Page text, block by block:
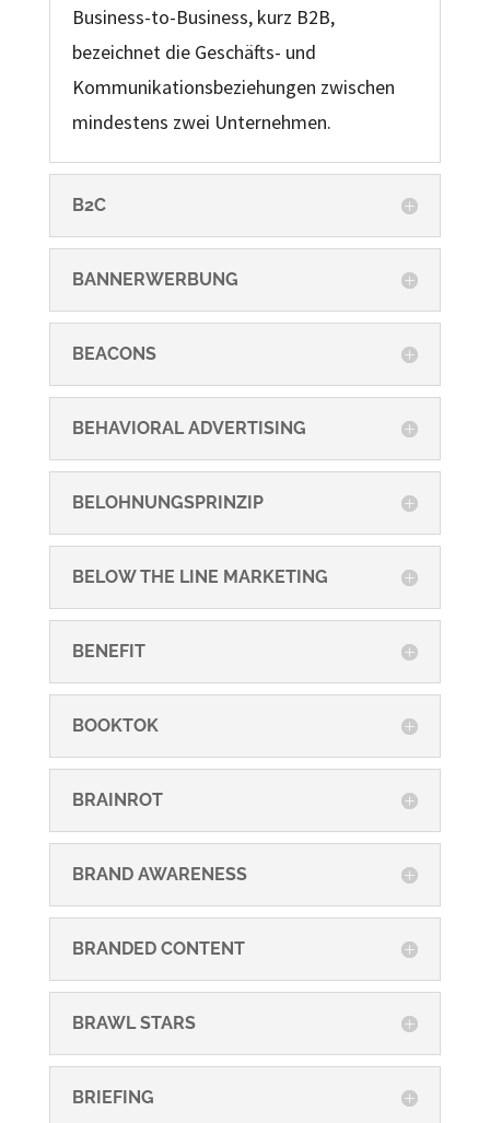
Business-to-Business, kurz B2B,
bezeichnet die Geschäfts- und
Kommunikationsbeziehungen zwischen
mindestens zwei Unternehmen.
B2C
BANNERWERBUNG
BEACONS
BEHAVIORAL ADVERTISING
BELOHNUNGSPRINZIP
BELOW THE LINE MARKETING
BENEFIT
BOOKTOK
BRAINROT
BRAND AWARENESS
BRANDED CONTENT
BRAWL STARS
BRIEFING